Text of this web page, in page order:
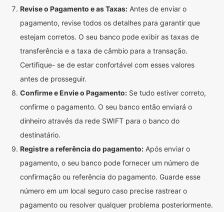
Revise o Pagamento e as Taxas: Antes de enviar o
pagamento, revise todos os detalhes para garantir que
estejam corretos. O seu banco pode exibir as taxas de
transferência e a taxa de câmbio para a transação.
Certifique- se de estar confortável com esses valores
antes de prosseguir.
Confirme e Envie o Pagamento: Se tudo estiver correto,
confirme o pagamento. O seu banco então enviará o
dinheiro através da rede SWIFT para o banco do
destinatário.
Registre a referência do pagamento: Após enviar o
pagamento, o seu banco pode fornecer um número de
confirmação ou referência do pagamento. Guarde esse
número em um local seguro caso precise rastrear o
pagamento ou resolver qualquer problema posteriormente.